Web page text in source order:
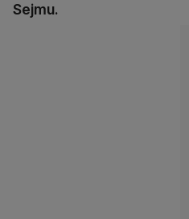
Sejmu.